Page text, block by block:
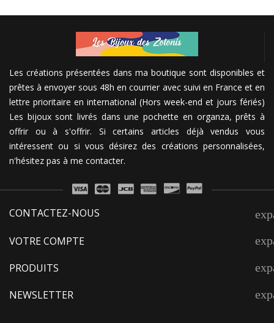
Les créations présentées dans ma boutique sont disponibles et
prêtes à envoyer sous 48h en courrier avec suivi en France et en
lettre prioritaire en international (Hors week-end et jours fériés)
Les bijoux sont livrés dans une pochette en organza, prêts à
offrir ou à s'offrir. Si certains articles déjà vendus vous
intéressent ou si vous désirez des créations personnalisées,
n'hésitez pas à me contacter.
CONTACTEZ-NOUS
VOTRE COMPTE
PRODUITS
NEWSLETTER